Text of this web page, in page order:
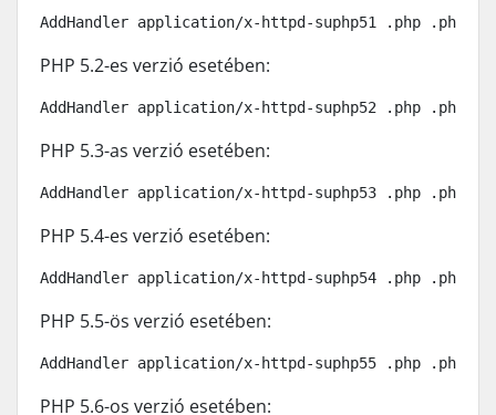
AddHandler application/x-httpd-suphp51 .php .php5
PHP 5.2-es verzió esetében:
AddHandler application/x-httpd-suphp52 .php .php5
PHP 5.3-as verzió esetében:
AddHandler application/x-httpd-suphp53 .php .php5
PHP 5.4-es verzió esetében:
AddHandler application/x-httpd-suphp54 .php .php5
PHP 5.5-ös verzió esetében:
AddHandler application/x-httpd-suphp55 .php .php5
PHP 5.6-os verzió esetében: